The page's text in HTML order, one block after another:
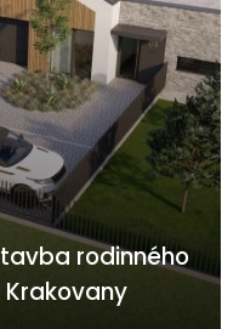
rodinného